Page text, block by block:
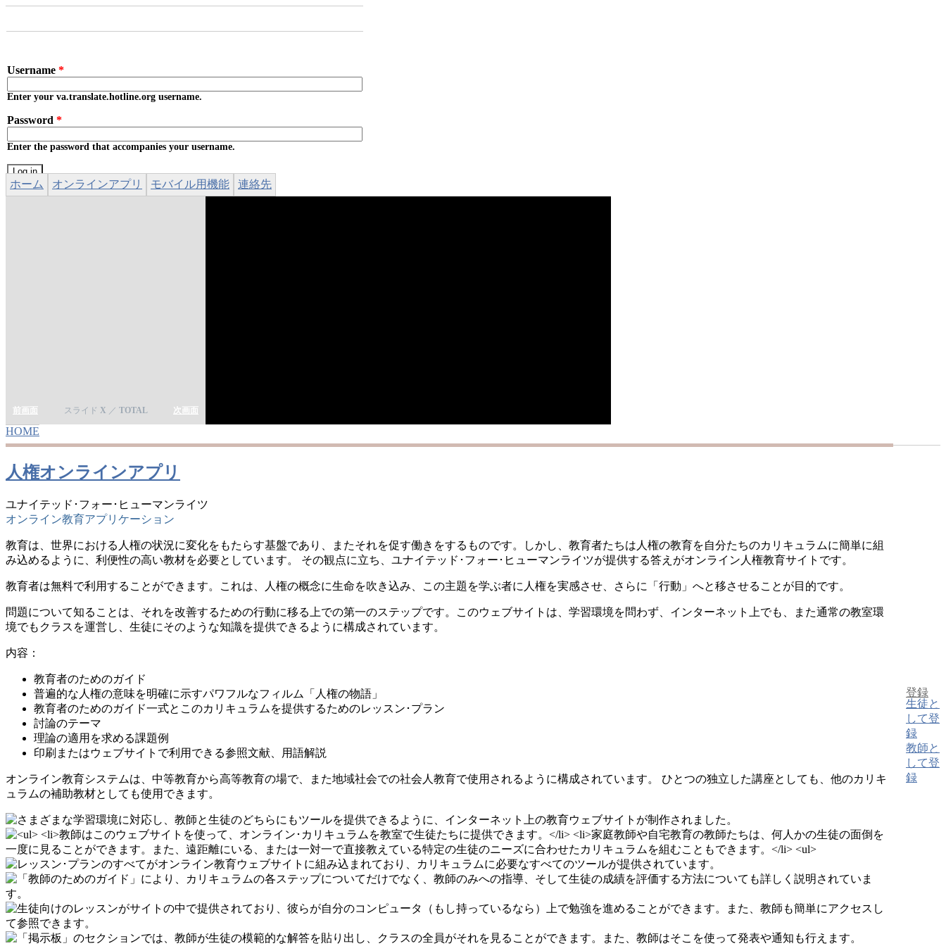
Username *
Enter your va.translate.hotline.org username.
Password *
Enter the password that accompanies your username.
ホーム オンラインアプリ モバイル用機能 連絡先
スライド X ／ TOTAL
前画面 次画面
YOU ARE HERE
HOME
人権オンラインアプリ
ユナイテッド･フォー･ヒューマンライツ
オンライン教育アプリケーション
教育は、世界における人権の状況に変化をもたらす基盤であり、またそれを促す働きをするものです。しかし、教育者たちは人権の教育を自分たちのカリキュラムに簡単に組
み込めるように、利便性の高い教材を必要としています。 その観点に立ち、ユナイテッド･フォー･ヒューマンライツが提供する答えがオンライン人権教育サイトです。
教育者は無料で利用することができます。これは、人権の概念に生命を吹き込み、この主題を学ぶ者に人権を実感させ、さらに「行動」へと移させることが目的です。
問題について知ることは、それを改善するための行動に移る上での第一のステップです。このウェブサイトは、学習環境を問わず、インターネット上でも、また通常の教室環
境でもクラスを運営し、生徒にそのような知識を提供できるように構成されています。
内容：
教育者のためのガイド
普遍的な人権の意味を明確に示すパワフルなフィルム「人権の物語」
教育者のためのガイド一式とこのカリキュラムを提供するためのレッスン･プラン
討論のテーマ
理論の適用を求める課題例
印刷またはウェブサイトで利用できる参照文献、用語解説
オンライン教育システムは、中等教育から高等教育の場で、また地域社会での社会人教育で使用されるように構成されています。 ひとつの独立した講座としても、他のカリキ
ュラムの補助教材としても使用できます。
登録
生徒と
して登
録
教師と
して登
録